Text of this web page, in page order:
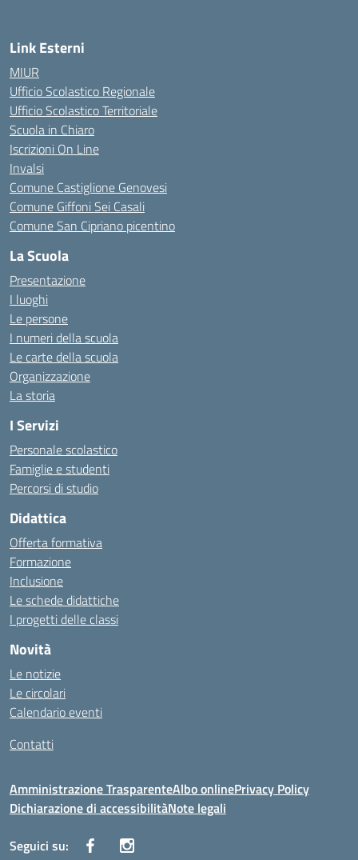
Link Esterni
MIUR
Ufficio Scolastico Regionale
Ufficio Scolastico Territoriale
Scuola in Chiaro
Iscrizioni On Line
Invalsi
Comune Castiglione Genovesi
Comune Giffoni Sei Casali
Comune San Cipriano picentino
La Scuola
Presentazione
I luoghi
Le persone
I numeri della scuola
Le carte della scuola
Organizzazione
La storia
I Servizi
Personale scolastico
Famiglie e studenti
Percorsi di studio
Didattica
Offerta formativa
Formazione
Inclusione
Le schede didattiche
I progetti delle classi
Novità
Le notizie
Le circolari
Calendario eventi
Contatti
Amministrazione TrasparenteAlbo onlinePrivacy Policy
Dichiarazione di accessibilitàNote legali
Seguici su: